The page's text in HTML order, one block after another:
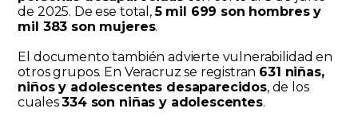
de 2025. De ese total,5 mil 699 son hombres y
mil 383 son mujeres.
El documento también advierte vulnerabilidad en
otros grupos. En Veracruz se registran 631 niñas,
niños y adolescentes desaparecidos, de los
cuales334 son niñas y adolescentes.